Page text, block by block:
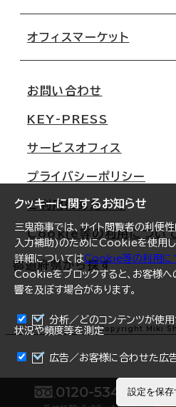
0120-534-011 オ
クッキーに関するお知らせ
三鬼商事では、サイト閲覧者の利便
入力補助)のためにCookieを使用し
詳細についてはCookie等の利用に
Cookieをブロックすると、お客様
響を及ぼす場合があります。
分析／どのコンテンツが使
状況や頻度等を測定
広告／お客様に合わせた広
設定を保存
路線・駅から探す
移転コストシミュレーション
移転スケジュール
オフィス移転Q&A
オフィスマーケット
大阪
名古屋
札幌
仙台
横浜
福岡
オフィスリポート
ログイン
お問い合わせ
KEY-PRESS
サービスオフィス
プライバシーポリシー
ご利用にあたって
Cookie等の利用につい
都道府県から探す
北海道
青森県
Copyright Miki